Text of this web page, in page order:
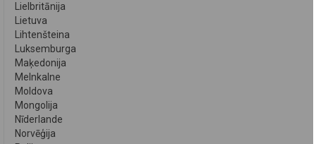
Lielbritānija
Lietuva
Lihtenšteina
Luksemburga
Maķedonija
Melnkalne
Moldova
Mongolija
Nīderlande
Norvēģija